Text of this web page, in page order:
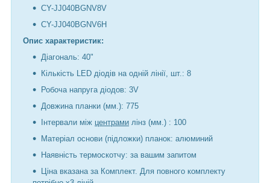
CY-JJ040BGNV8V
CY-JJ040BGNV6H
Опис характеристик:
Діагональ: 40"
Кількість LED діодів на одній лінії, шт.: 8
Робоча напруга діодов: 3V
Довжина планки (мм.): 775
Інтервали між центрами лінз (мм.) : 100
Матеріал основи (підложки) планок: алюминий
Наявність термоскотчу: за вашим запитом
Ціна вказана за Комплект. Для повного комплекту